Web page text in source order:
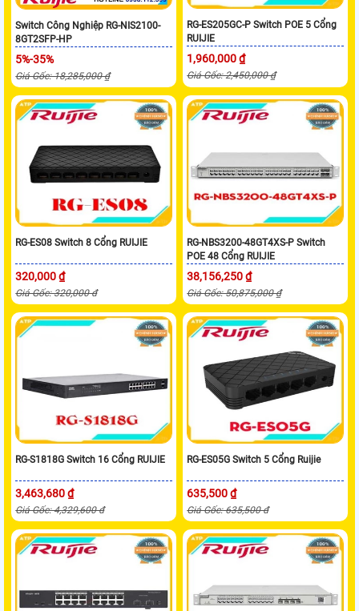
Switch Công Nghiệp RG-NIS2100-
8GT2SFP-HP
5%-35%
Giá Gốc: 18,285,000 ₫
RG-ES205GC-P Switch POE 5 Cổng
RUIJIE
1,960,000 ₫
Giá Gốc: 2,450,000 ₫
RG-ES08 Switch 8 Cổng RUIJIE
320,000 ₫
Giá Gốc: 320,000 đ
RG-NBS3200-48GT4XS-P Switch
POE 48 Cổng RUIJIE
38,156,250 ₫
Giá Gốc: 50,875,000 ₫
RG-S1818G Switch 16 Cổng RUIJIE
3,463,680 ₫
Giá Gốc: 4,329,600 đ
RG-ES05G Switch 5 Cổng Ruijie
635,500 ₫
Giá Gốc: 635,500 đ